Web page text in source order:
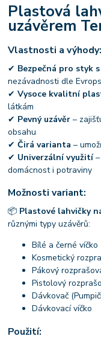
Plastová
uzávěrem
Vlastnosti a výhody:
✔ Bezpečná pro styk
nezávadnosti dle
✔Vysoce kvalitní
látkám
✔ Pevný uzávěr –
obsahu
✔Čirá varianta –
✔ Univerzální využití–
domácnost i potraviny
Možnosti variant:
📦 Plastové lahvičky
různými typy uzávěrů:
Bílé a černé víčko
Kosmetický
Pákový
Pistolový
Dávkovač
Dávkovací víčko
Použití: